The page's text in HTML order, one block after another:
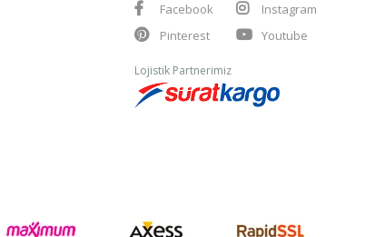
Facebook
Instagram
Pinterest
Youtube
Lojistik Partnerimiz